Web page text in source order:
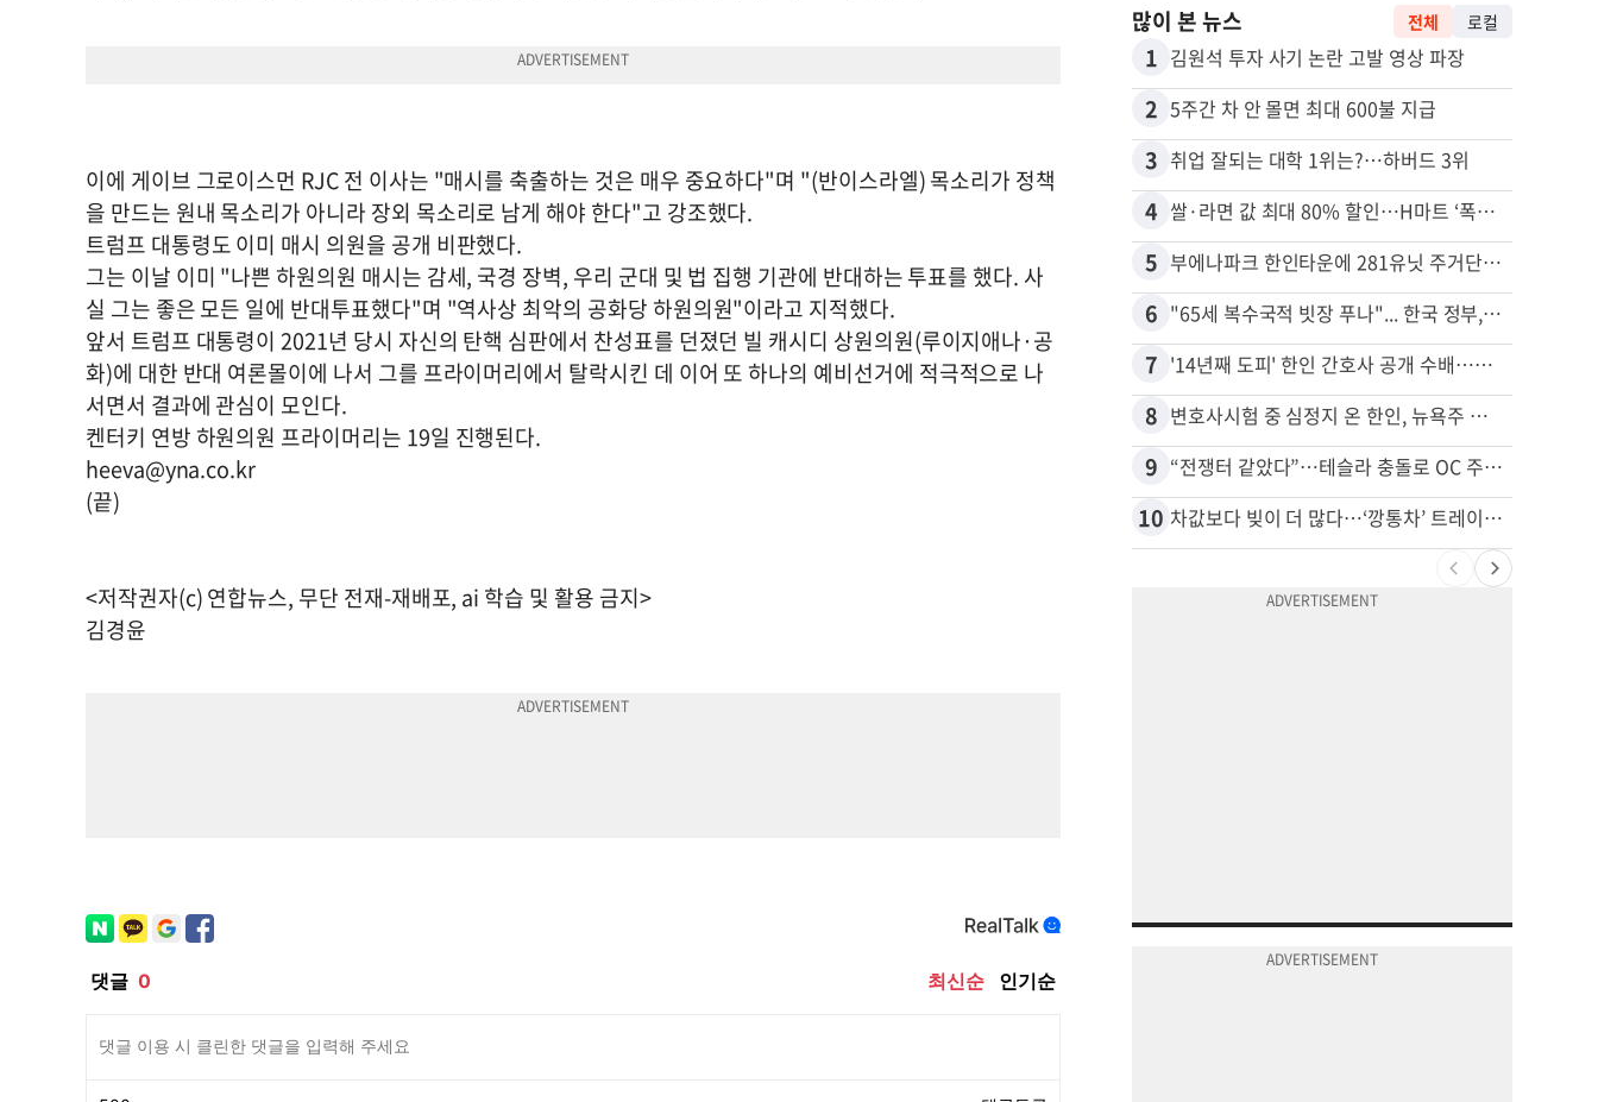
이에 게이브 그로이스먼 RJC 전 이사는 "매시를 축출하는 것은 매우 중요하다"며 "(반이스라엘) 목소리가 정책
을 만드는 원내 목소리가 아니라 장외 목소리로 남게 해야 한다"고 강조했다.
트럼프 대통령도 이미 매시 의원을 공개 비판했다.
그는 이날 이미 "나쁜 하원의원 매시는 감세, 국경 장벽, 우리 군대 및 법 집행 기관에 반대하는 투표를 했다. 사
실 그는 좋은 모든 일에 반대투표했다"며 "역사상 최악의 공화당 하원의원"이라고 지적했다.
앞서 트럼프 대통령이 2021년 당시 자신의 탄핵 심판에서 찬성표를 던졌던 빌 캐시디 상원의원(루이지애나·공
화)에 대한 반대 여론몰이에 나서 그를 프라이머리에서 탈락시킨 데 이어 또 하나의 예비선거에 적극적으로 나
서면서 결과에 관심이 모인다.
켄터키 연방 하원의원 프라이머리는 19일 진행된다.
heeva@yna.co.kr
(끝)
<저작권자(c) 연합뉴스, 무단 전재-재배포, ai 학습 및 활용 금지>
김경윤
많이 본 뉴스 전체 로컬
1 김원석 투자 사기 논란 고발 영상 파장
2 5주간 차 안 몰면 최대 600불 지급
3 취업 잘되는 대학 1위는?…하버드 3위
4 쌀·라면 값 최대 80% 할인…H마트 ‘폭탄 세일’
5 부에나파크 한인타운에 281유닛 주거단지 들어선다
6 "65세 복수국적 빗장 푸나"... 한국 정부, 연령 완화 전면 추진
7 '14년째 도피' 한인 간호사 공개 수배…메디케어 사기 유죄
8 변호사시험 중 심정지 온 한인, 뉴욕주 제소
9 “전쟁터 같았다”…테슬라 충돌로 OC 주택 4채 파손
10 차값보다 빚이 더 많다…‘깡통차’ 트레이드인 급증